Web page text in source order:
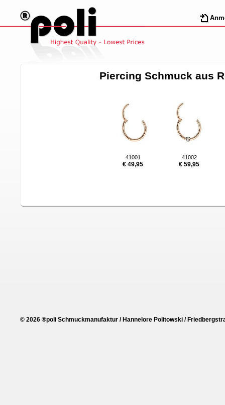
Piercing Schmuck aus
41001
€ 49,95
41002
€ 59,95
© 2026 ®poli Schmuckmanufaktur / Hannelore Politowski /